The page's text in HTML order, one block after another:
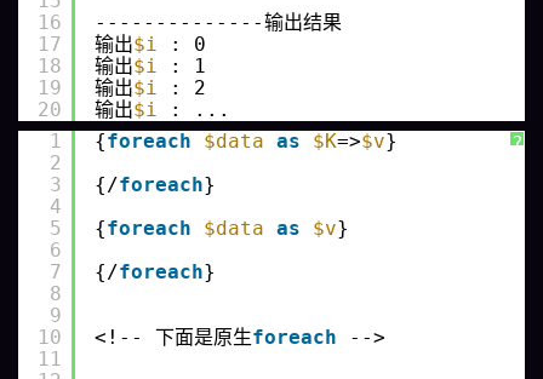
16
17
18
19
20
--------------输出结果
输出$i
: 0
输出$i
: 1
输出$i
: 2
输出$i
: ...
?
1
2
3
4
5
6
7
8
9
10
11
{foreach $data as $K=>$v}
{/foreach}
{foreach $data as $v}
{/foreach}
<!-- 下面是原生foreach -->